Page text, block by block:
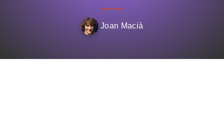
Joan Macià